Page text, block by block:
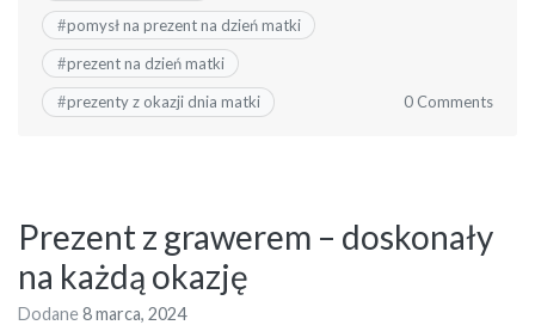
#pomysł na prezent na dzień matki
#prezent na dzień matki
#prezenty z okazji dnia matki 0 Comments
Prezent z grawerem – doskonały
na każdą okazję
Dodane8 marca, 2024